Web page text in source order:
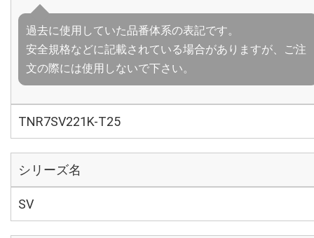
過去に使用していた品番体系の表記です。
安全規格などに記載されている場合がありますが、ご注
文の際には使用しないで下さい。
TNR7SV221K-T25
シリーズ名
SV